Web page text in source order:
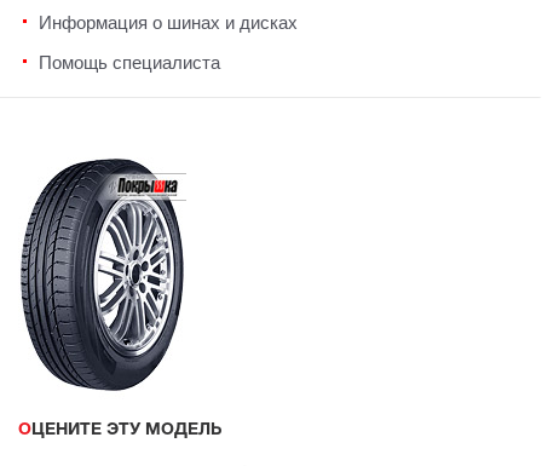
Информация о шинах и дисках
Помощь специалиста
ОЦЕНИТЕ ЭТУ МОДЕЛЬ